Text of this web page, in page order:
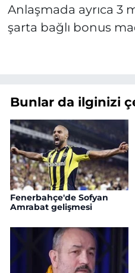
Anlaşmada ayrıca 3
şarta bağlı bonus
Bunlar da ilginizi
Fenerbahçe'de Sofyan
Amrabat gelişmesi